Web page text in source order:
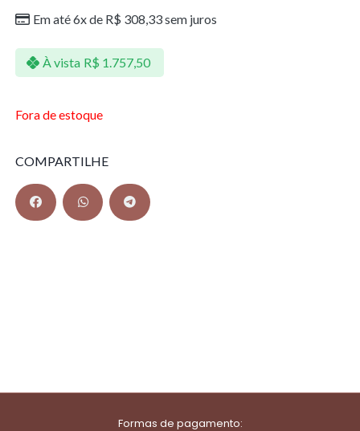
Em até 6x de R$ 308,33sem juros
À vista R$ 1.757,50
Fora de estoque
COMPARTILHE
Formas de pagamento: